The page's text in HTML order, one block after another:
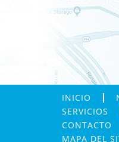
INICIO
SERVICIOS
CONTACTO
MAPA DEL